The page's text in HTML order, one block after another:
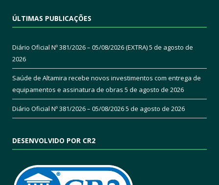
ÚLTIMAS PUBLICAÇÕES
Diário Oficial Nº 381/2026 – 05/08/2026 (EXTRA)5 de agosto de
2026
Saúde de Altamira recebe novos investimentos com entrega de
equipamentos e assinatura de obras 5 de agosto de 2026
Diário Oficial Nº 381/2026 – 05/08/20265 de agosto de 2026
DESENVOLVIDO POR CR2